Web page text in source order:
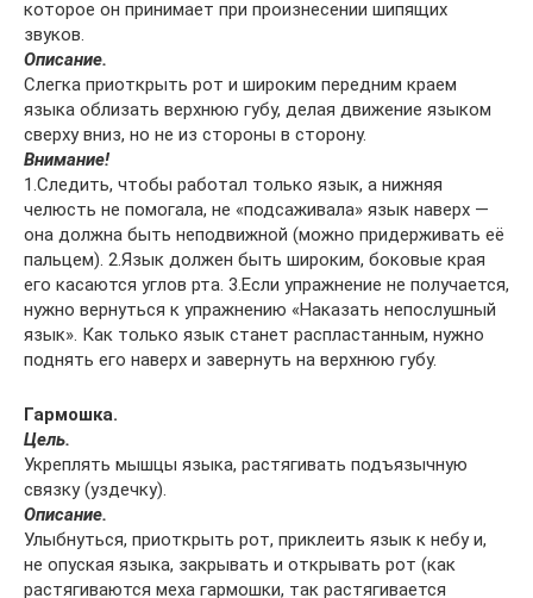
которое он принимает при произнесении шипящих
звуков.
Описание.
Слегка приоткрыть рот и широким передним краем
языка облизать верхнюю губу, делая движение языком
сверху вниз, но не из стороны в сторону.
Внимание!
1.Следить, чтобы работал только язык, а нижняя
челюсть не помогала, не «подсаживала» язык наверх —
она должна быть неподвижной (можно придерживать её
пальцем). 2.Язык должен быть широким, боковые края
его касаются углов рта. 3.Если упражнение не получается,
нужно вернуться к упражнению «Наказать непослушный
язык». Как только язык станет распластанным, нужно
поднять его наверх и завернуть на верхнюю губу.
Гармошка.
Цель.
Укреплять мышцы языка, растягивать подъязычную
связку (уздечку).
Описание.
Улыбнуться, приоткрыть рот, приклеить язык к небу и,
не опуская языка, закрывать и открывать рот (как
растягиваются меха гармошки, так растягивается